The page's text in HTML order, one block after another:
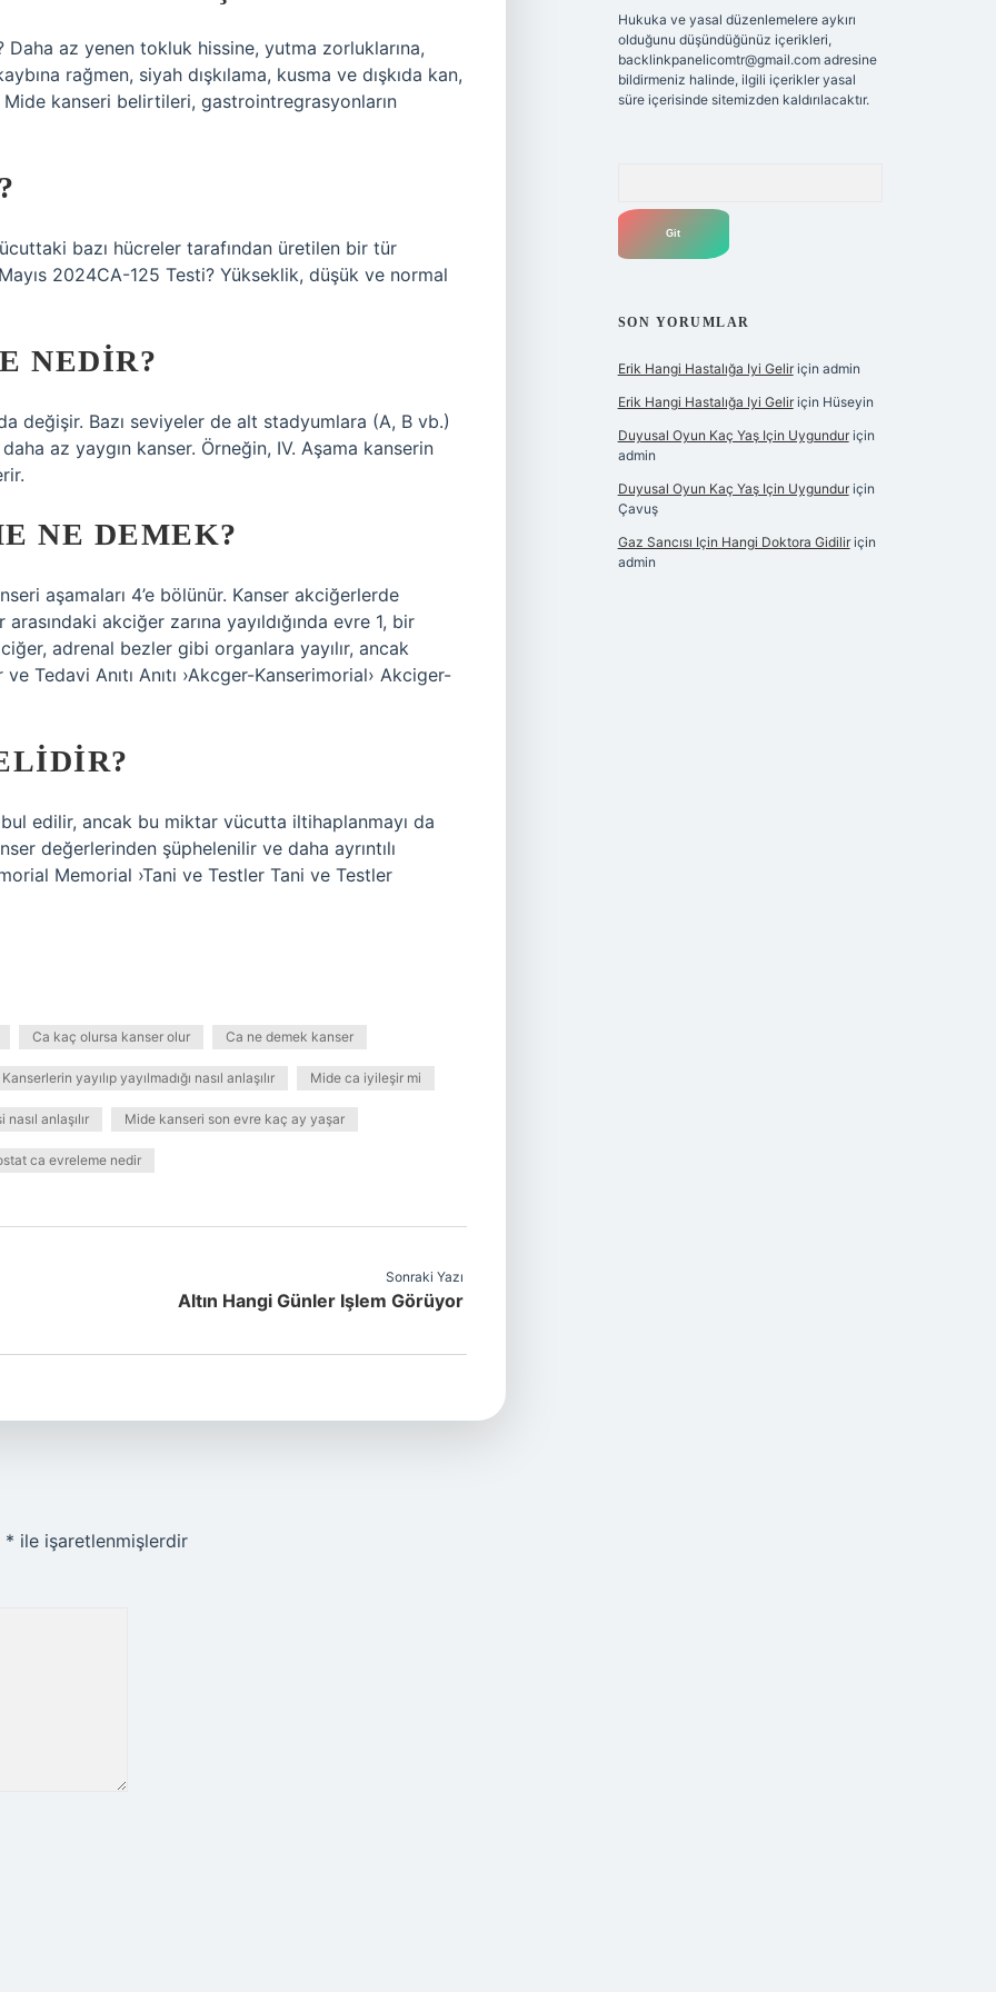
az yenen tokluk hissine, yutma zorluklarına,
rağmen, siyah dışkılama, kusma ve dışkıda kan,
kanseri belirtileri, gastrointregrasyonların
bazı hücreler tarafından üretilen bir tür
2024CA-125 Testi? Yükseklik, düşük ve normal
NEDIR?
değişir. Bazı seviyeler de alt stadyumlara (A, B vb.)
az yaygın kanser. Örneğin, IV. Aşama kanserin
NE DEMEK?
aşamaları 4’e bölünür. Kanser akciğerlerde
akciğer zarına yayıldığında evre 1, bir
adrenal bezler gibi organlara yayılır, ancak
Tedavi Anıtı Anıtı ›Akcger-Kanserimorial› Akciger-
edilir, ancak bu miktar vücutta iltihaplanmayı da
değerlerinden şüphelenilir ve daha ayrıntılı
Memorial ›Tani ve Testler Tani ve Testler
Ca kaç olursa kanser olur Ca ne demek kanser
Kanserlerin yayılıp yayılmadığı nasıl anlaşılır Mide ca iyileşir mi
anlaşılır Mide kanseri son evre kaç ay yaşar
ca evreleme nedir
Sonraki Yazı
Altın Hangi Günler Işlem Görüyor
* ile işaretlenmişlerdir
Hukuka ve yasal düzenlemelere aykırı
olduğunu düşündüğünüz içerikleri,
backlinkpanelicomtr@gmail.comadresine
bildirmeniz halinde, ilgili içerikler yasal
süre içerisinde sitemizden kaldırılacaktır.
SON YORUMLAR
Erik Hangi Hastalığa Iyi Geliriçin admin
Erik Hangi Hastalığa Iyi Geliriçin Hüseyin
Duyusal Oyun Kaç Yaş Için Uygunduriçin
admin
Duyusal Oyun Kaç Yaş Için Uygunduriçin
Çavuş
Gaz Sancısı Için Hangi Doktora Gidiliriçin
admin